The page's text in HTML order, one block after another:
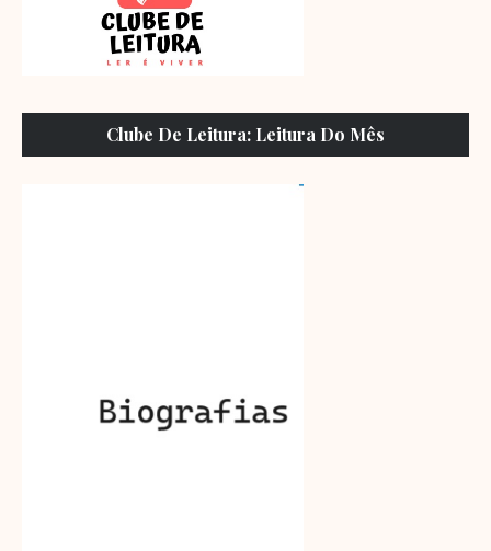
Clube De Leitura: Leitura Do Mês